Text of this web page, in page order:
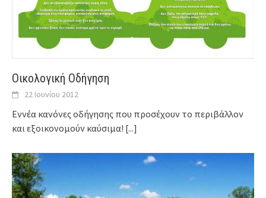
Οικολογική Οδήγηση
22 Ιουνίου 2012
Εννέα κανόνες οδήγησης που προσέχουν το περιβάλλον
και εξοικονομούν καύσιμα! [...]